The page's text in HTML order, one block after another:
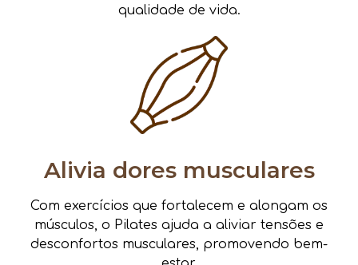
qualidade de vida.
Alivia dores musculares
Com exercícios que fortalecem e alongam os
músculos, o Pilates ajuda a aliviar tensões e
desconfortos musculares, promovendo bem-